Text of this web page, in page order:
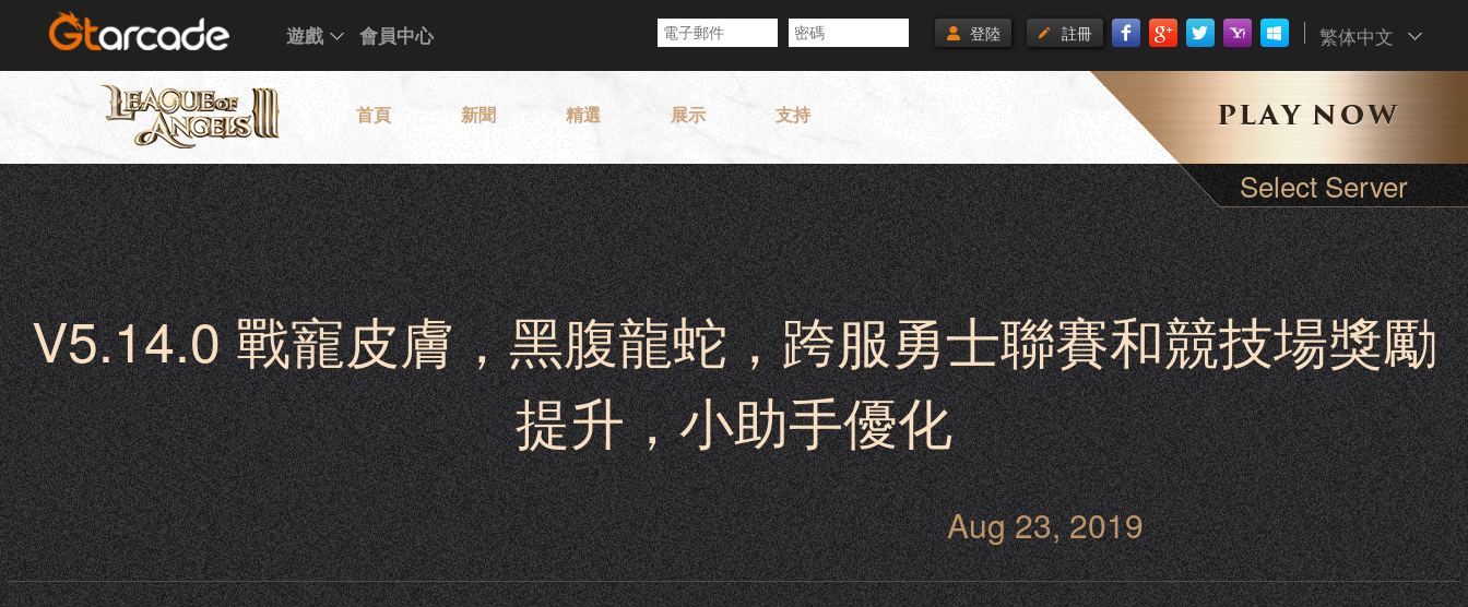
遊戲 會員中心 繁体中文
註冊
登陸
首頁 新聞 精選 展示 支持
Select Server
V5.14.0 戰寵皮膚，黑腹龍蛇，跨服勇士聯賽和競技場獎勵
提升，小助手優化
Aug 23, 2019